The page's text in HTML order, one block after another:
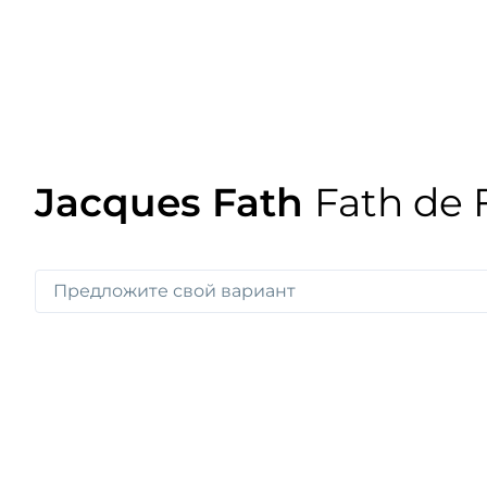
Jacques Fath Fath de